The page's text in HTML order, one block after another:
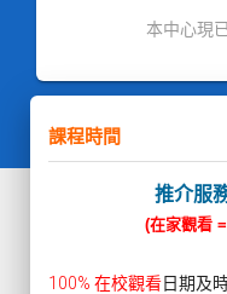
本中心現
課程時間
推介服
(在家觀看
100% 在校觀看日期及